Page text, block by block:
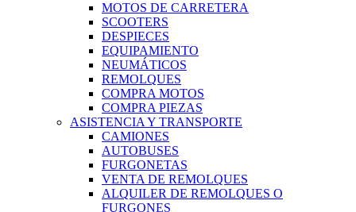
MOTOS DE CARRETERA
SCOOTERS
DESPIECES
EQUIPAMIENTO
NEUMÁTICOS
REMOLQUES
COMPRA MOTOS
COMPRA PIEZAS
ASISTENCIA Y TRANSPORTE
CAMIONES
AUTOBUSES
FURGONETAS
VENTA DE REMOLQUES
ALQUILER DE REMOLQUES O
FURGONES